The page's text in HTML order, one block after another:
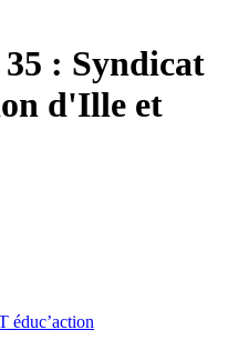
35 : Syndicat
d'Ille et
éduc’action